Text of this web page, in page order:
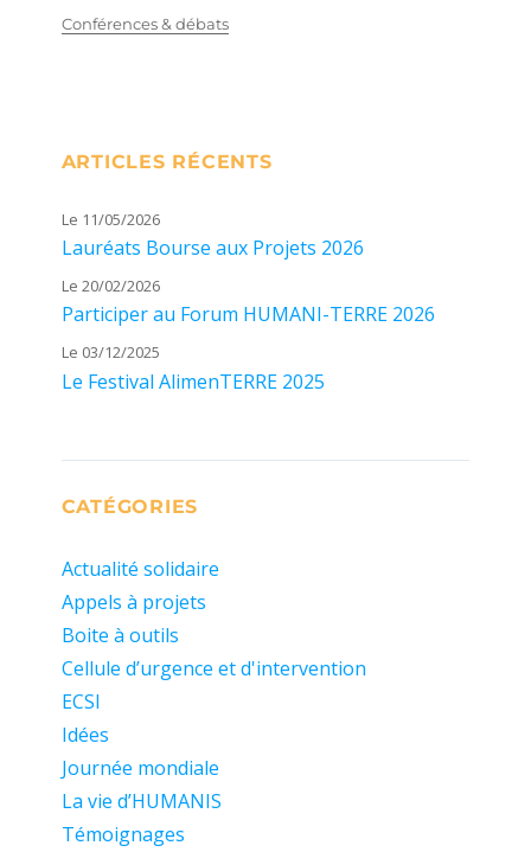
Conférences & débats
ARTICLES RÉCENTS
Le 11/05/2026
Lauréats Bourse aux Projets 2026
Le 20/02/2026
Participer au Forum HUMANI-TERRE 2026
Le 03/12/2025
Le Festival AlimenTERRE 2025
CATÉGORIES
Actualité solidaire
Appels à projets
Boite à outils
Cellule d’urgence et d'intervention
ECSI
Idées
Journée mondiale
La vie d’HUMANIS
Témoignages